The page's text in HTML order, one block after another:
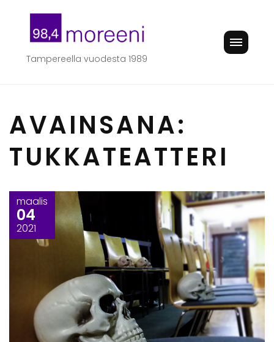
content
Tampereella vuodesta 1989
AVAINSANA:
TUKKATEATTERI
maalis
04
2021